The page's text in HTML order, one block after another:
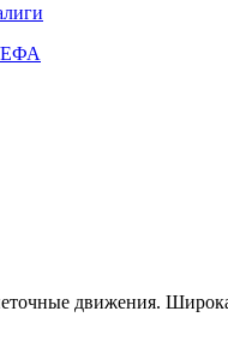
движения.